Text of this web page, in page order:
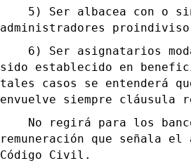
5) Ser albacea con o
administradores
6) Ser asignatarios
sido establecido en
tales casos se entenderá
envuelve siempre cláusula
No regirá para los
remuneración que señala
Código Civil.